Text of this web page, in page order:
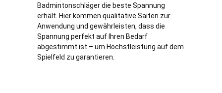
Badmintonschläger die beste Spannung
erhält. Hier kommen qualitative Saiten zur
Anwendung und gewährleisten, dass die
Spannung perfekt auf Ihren Bedarf
abgestimmt ist – um Höchstleistung auf dem
Spielfeld zu garantieren.